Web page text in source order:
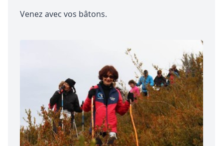
Venez avec vos bâtons.